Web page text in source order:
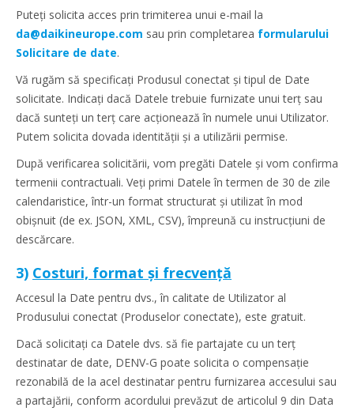
Puteți solicita acces prin trimiterea unui e-mail la
da@daikineurope.com sau prin completarea formularului
Solicitare de date.
Vă rugăm să specificați Produsul conectat și tipul de Date
solicitate. Indicați dacă Datele trebuie furnizate unui terț sau
dacă sunteți un terț care acționează în numele unui Utilizator.
Putem solicita dovada identității și a utilizării permise.
După verificarea solicitării, vom pregăti Datele și vom confirma
termenii contractuali. Veți primi Datele în termen de 30 de zile
calendaristice, într-un format structurat și utilizat în mod
obișnuit (de ex. JSON, XML, CSV), împreună cu instrucțiuni de
descărcare.
3) Costuri, format și frecvență
Accesul la Date pentru dvs., în calitate de Utilizator al
Produsului conectat (Produselor conectate), este gratuit.
Dacă solicitați ca Datele dvs. să fie partajate cu un terț
destinatar de date, DENV-G poate solicita o compensație
rezonabilă de la acel destinatar pentru furnizarea accesului sau
a partajării, conform acordului prevăzut de articolul 9 din Data